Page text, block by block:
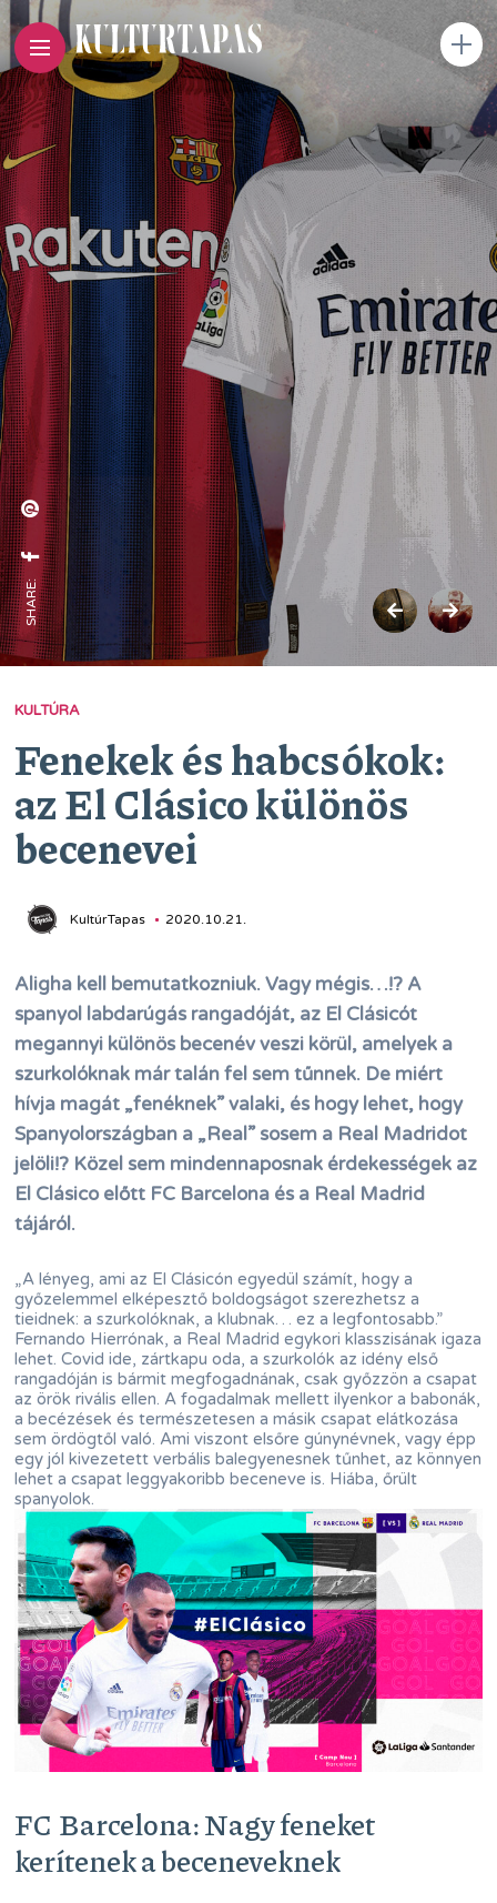
SHARE:
KULTÚRA
Fenekek és habcsókok:
az El Clásico különös
becenevei
KultúrTapas 2020.10.21.
Aligha kell bemutatkozniuk. Vagy mégis…!? A
spanyol labdarúgás rangadóját, az El Clásicót
megannyi különös becenév veszi körül, amelyek a
szurkolóknak már talán fel sem tűnnek. De miért
hívja magát „fenéknek” valaki, és hogy lehet, hogy
Spanyolországban a „Real” sosem a Real Madridot
jelöli!? Közel sem mindennaposnak érdekességek az
El Clásico előtt FC Barcelona és a Real Madrid
tájáról.
„A lényeg, ami az El Clásicón egyedül számít, hogy a
győzelemmel elképesztő boldogságot szerezhetsz a
tieidnek: a szurkolóknak, a klubnak… ez a legfontosabb.”
Fernando Hierrónak, a Real Madrid egykori klasszisának igaza
lehet. Covid ide, zártkapu oda, a szurkolók az idény első
rangadóján is bármit megfogadnának, csak győzzön a csapat
az örök rivális ellen. A fogadalmak mellett ilyenkor a babonák,
a becézések és természetesen a másik csapat elátkozása
sem ördögtől való. Ami viszont elsőre gúnynévnek, vagy épp
egy jól kivezetett verbális balegyenesnek tűnhet, az könnyen
lehet a csapat leggyakoribb beceneve is. Hiába, őrült
spanyolok.
FC Barcelona: Nagy feneket
kerítenek a beceneveknek